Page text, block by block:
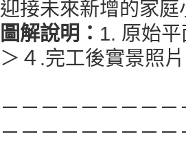
迎接未來新增的家庭
圖解說明： 1. 原始
＞４.完工後實景照片
－－－－－－－－
－－－－－－－－